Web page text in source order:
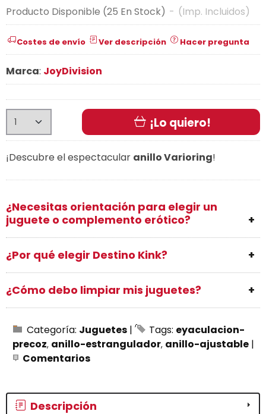
Producto Disponible (25 En Stock) - (Imp. Incluidos)
Costes de envío Ver descripción Hacer pregunta
Marca: JoyDivision
¡Lo quiero!
¡Descubre el espectacular anillo Varioring!
¿Necesitas orientación para elegir un
juguete o complemento erótico?
¿Por qué elegir Destino Kink?
¿Cómo debo limpiar mis juguetes?
Categoría: Juguetes | Tags: eyaculacion-
precoz anillo-estrangulador anillo-ajustable |
Comentarios
Descripción